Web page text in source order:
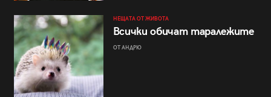
НЕЩАТА ОТ ЖИВОТА
Всички обичат таралежите
ОТ АНДРЮ